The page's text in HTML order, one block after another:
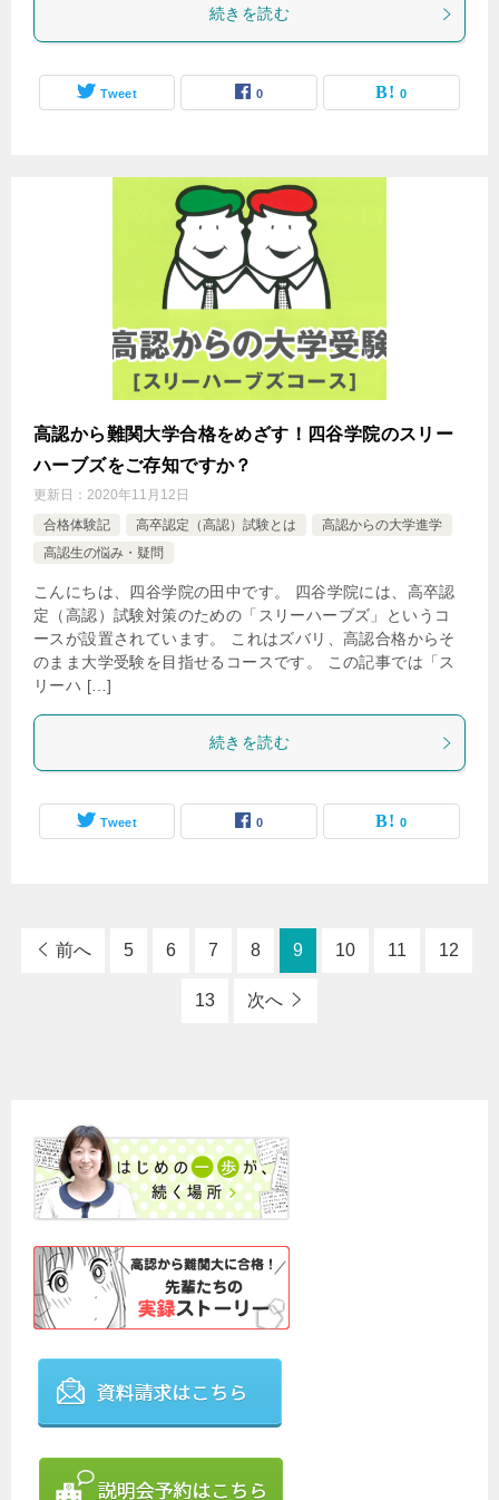
続きを読む
Tweet 0 0
高認から難関大学合格をめざす！四谷学院のスリー
ハーブズをご存知ですか？
更新日： 2020年11月12日
合格体験記
高卒認定（高認）試験とは
高認からの大学進学
高認生の悩み・疑問
こんにちは、四谷学院の田中です。 四谷学院には、高卒認
定（高認）試験対策のための「スリーハーブズ」というコ
ースが設置されています。 これはズバリ、高認合格からそ
のまま大学受験を目指せるコースです。 この記事では「ス
リーハ […]
続きを読む
Tweet 0 0
前へ 5 6 7 8 9 10 11 12
13 次へ